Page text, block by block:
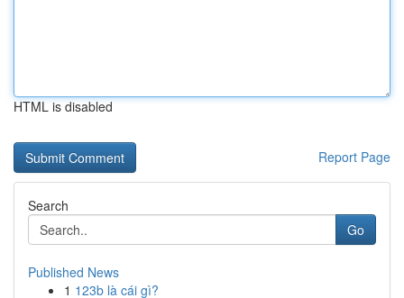
HTML is disabled
Report Page
Search
Go
Published News
1 123b là cái gì?